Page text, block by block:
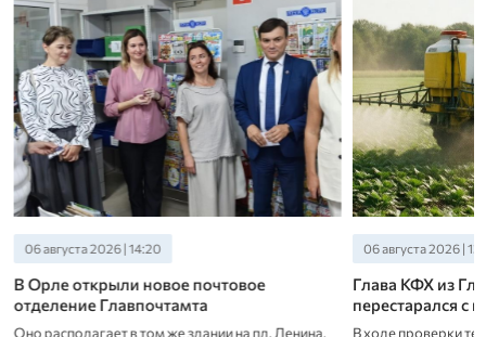
06 августа 2026 | 14:20
В Орле открыли новое почтовое
отделение Главпочтамта
Оно располагает в том же здании на пл. Ленина,
06 августа 2026 |
Глава КФХ из
перестарался с
В ходе проверки